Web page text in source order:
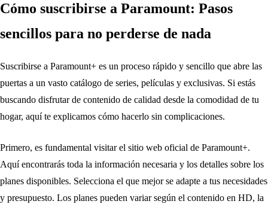
Cómo suscribirse a Paramount: Pasos
sencillos para no perderse de nada
Suscribirse a Paramount+ es un proceso rápido y sencillo que abre las
puertas a un vasto catálogo de series, películas y exclusivas. Si estás
buscando disfrutar de contenido de calidad desde la comodidad de tu
hogar, aquí te explicamos cómo hacerlo sin complicaciones.
Primero, es fundamental visitar el sitio web oficial de Paramount+.
Aquí encontrarás toda la información necesaria y los detalles sobre los
planes disponibles. Selecciona el que mejor se adapte a tus necesidades
y presupuesto. Los planes pueden variar según el contenido en HD, la